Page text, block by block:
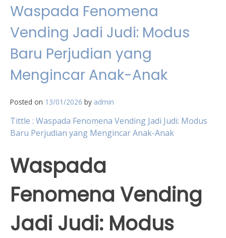
Waspada Fenomena
Vending Jadi Judi: Modus
Baru Perjudian yang
Mengincar Anak-Anak
Posted on 13/01/2026 by admin
Tittle : Waspada Fenomena Vending Jadi Judi: Modus
Baru Perjudian yang Mengincar Anak-Anak
Waspada
Fenomena Vending
Jadi Judi: Modus